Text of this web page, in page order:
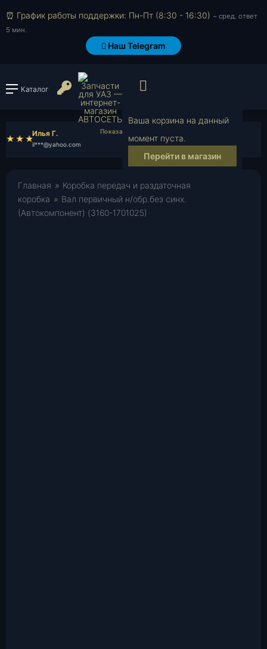
⏰ График работы поддержки: Пн-Пт (8:30 - 16:30) ~ сред. ответ
5 мин.
Наш Telegram
Каталог Войти или
Ваша корзина на данный
момент пуста.
Перейти в магазин
Илья Г.
il***@yahoo.com va***@mail.ru
Главная » Коробка передач и раздаточная
коробка » Вал первичный н/обр.без синх.
(Автокомпонент) (3160-1701025)